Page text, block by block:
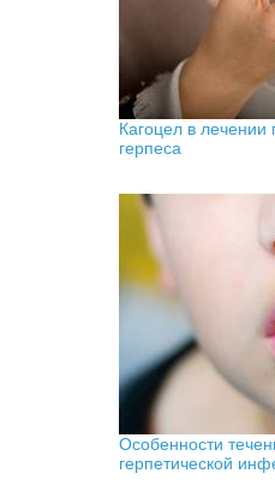
Кагоцел в лечении
герпеса
Особенности
герпетической